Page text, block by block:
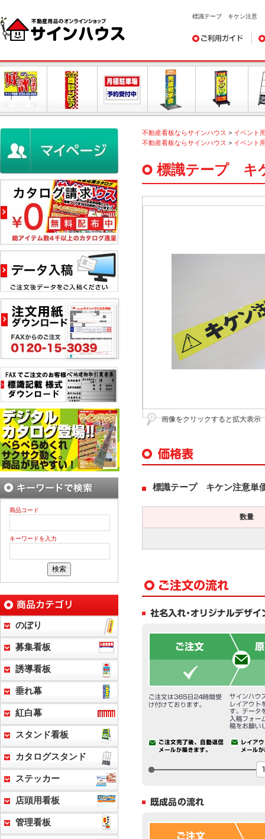
標識テープ キケン注意
ご利用ガイド デ
不動産看板ならサインハウス > イベント
不動産看板ならサインハウス > イベント
標識テープ キ
画像をクリックすると拡大表示
標識テープ キケン注意単
数量
商品コード
キーワードを入力
のぼり
募集看板
誘導看板
垂れ幕
紅白幕
スタンド看板
カタログスタンド
ステッカー
店頭用看板
管理看板